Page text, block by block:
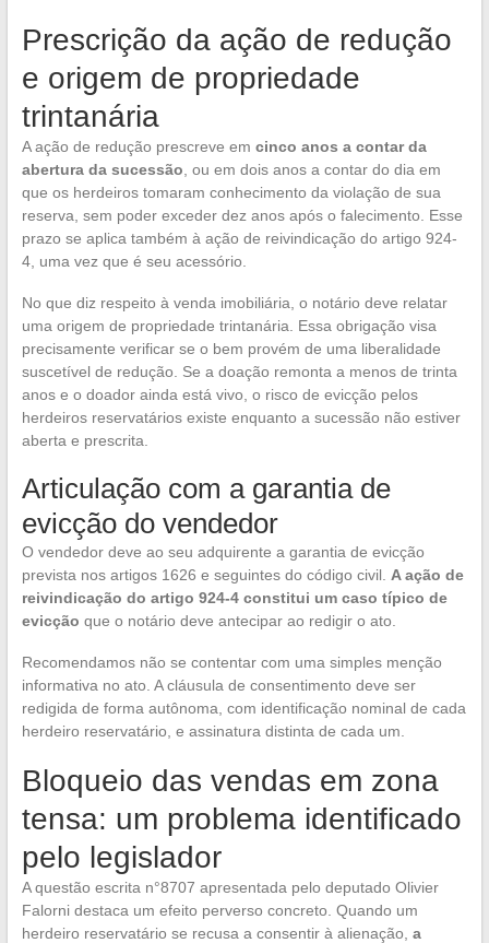
Prescrição da ação de redução
e origem de propriedade
trintanária
A ação de redução prescreve em cinco anos a contar da
abertura da sucessão , ou em dois anos a contar do dia em
que os herdeiros tomaram conhecimento da violação de sua
reserva, sem poder exceder dez anos após o falecimento. Esse
prazo se aplica também à ação de reivindicação do artigo 924-
4, uma vez que é seu acessório.
No que diz respeito à venda imobiliária, o notário deve relatar
uma origem de propriedade trintanária. Essa obrigação visa
precisamente verificar se o bem provém de uma liberalidade
suscetível de redução. Se a doação remonta a menos de trinta
anos e o doador ainda está vivo, o risco de evicção pelos
herdeiros reservatários existe enquanto a sucessão não estiver
aberta e prescrita.
Articulação com a garantia de
evicção do vendedor
O vendedor deve ao seu adquirente a garantia de evicção
prevista nos artigos 1626 e seguintes do código civil. A ação de
reivindicação do artigo 924-4 constitui um caso típico de
evicção que o notário deve antecipar ao redigir o ato.
Recomendamos não se contentar com uma simples menção
informativa no ato. A cláusula de consentimento deve ser
redigida de forma autônoma, com identificação nominal de cada
herdeiro reservatário, e assinatura distinta de cada um.
Bloqueio das vendas em zona
tensa: um problema identificado
pelo legislador
A questão escrita n°8707 apresentada pelo deputado Olivier
Falorni destaca um efeito perverso concreto. Quando um
herdeiro reservatário se recusa a consentir à alienação, a